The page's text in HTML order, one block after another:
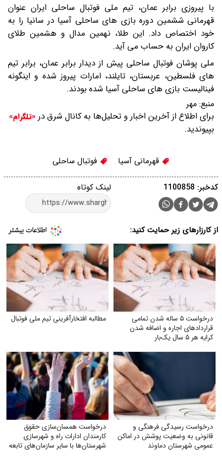
با پیروزی برابر عمان، تیم ملی فوتبال ساحلی ایران عنوان
قهرمانی ششمین دوره بازی های ساحلی آسیا در سانیا را به
خود اختصاص داد. این طلا، نهمین مدال و هشمین طلای
کاروان ایران به حساب می آید.
ملی پوشان فوتبال ساحلی پیش از دیدار برابر عمان، برابر تیم
های فلسطین، عربستان، تایلند، امارات پیروز شده و اینگونه
فینالیست بازی های ساحلی آسیا شده بودند.
منبع: مهر
برای اطلاع از آخرین اخبار و تحلیل‌ها به کانال شرق در «تلگرام»
بپیوندید.
قهرمانی آسیا فوتبال ساحلی
لینک کوتاه کدخبر: 1100858
از کارزارهای زیر حمایت کنید:
درخواست ۵ ساله شدن تمامی
قراردادهای اجاره و اضافه شدن
کرایه هر ۵ سال یک‌بار
مطالبه افتخارآفرینی تیم ملی فوتبال
درخواست رسیدگی فرهنگی و
قانونی به وضعیت پوشش در اماکن
عمومی شهرستان دماوند
درخواست همسان‌سازی حقوق
کارمندان ادارات راه و شهرسازی
شهرستان‌ها با سایر سازمان‌های تابعه